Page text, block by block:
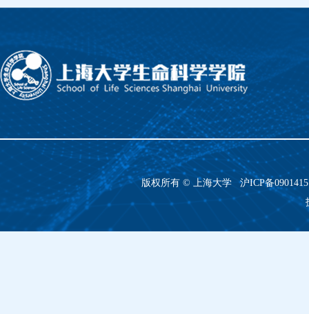
版权所有 © 上海大学
沪ICP备